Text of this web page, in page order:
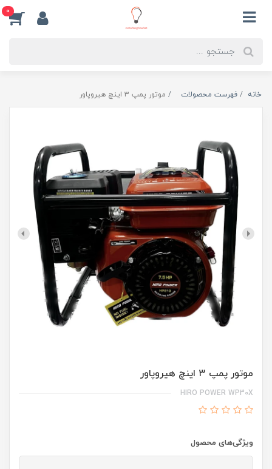
0
خانه فهرست محصولات موتور پمپ ۳ اینچ هیروپاور
موتور پمپ ۳ اینچ هیروپاور
HIRO POWER WP30X
ویژگی‌های محصول